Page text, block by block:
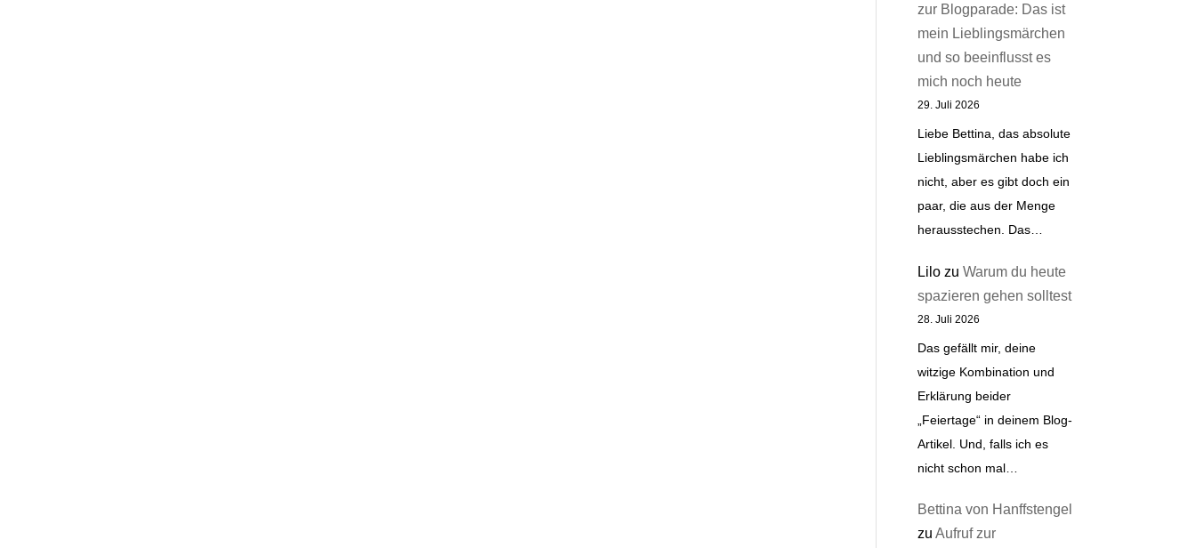
zur Blogparade: Das ist
mein Lieblingsmärchen
und so beeinflusst es
mich noch heute
29. Juli 2026
Liebe Bettina, das absolute
Lieblingsmärchen habe ich
nicht, aber es gibt doch ein
paar, die aus der Menge
herausstechen. Das…
Lilo zuWarum du heute
spazieren gehen solltest
28. Juli 2026
Das gefällt mir, deine
witzige Kombination und
Erklärung beider
„Feiertage“ in deinem Blog-
Artikel. Und, falls ich es
nicht schon mal…
Bettina von Hanffstengel
zuAufruf zur